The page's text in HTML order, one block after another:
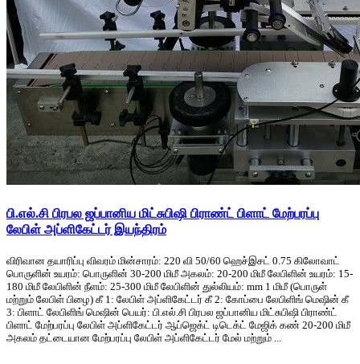
பி.எல்.சி பிரபல ஜப்பானிய மிட்சுபிஷி பிராண்ட் பிளாட் மேற்பரப்பு
லேபிள் அப்ளிகேட்டர் இயந்திரம்
விரிவான தயாரிப்பு விவரம் மின்சாரம்: 220 வி 50/60 ஹெச்இசட் 0.75 கிலோவாட்
பொருளின் உயரம்: பொருளின் 30-200 மிமீ அகலம்: 20-200 மிமீ லேபிளின் உயரம்: 15-
180 மிமீ லேபிளின் நீளம்: 25-300 மிமீ லேபிளின் துல்லியம்: mm 1 மிமீ (பொருள்
மற்றும் லேபிள் பிழை) கீ 1: லேபிள் அப்ளிகேட்டர் கீ 2: கோப்பை லேபிளிங் மெஷின் கீ
3: பிளாட் லேபிளிங் மெஷின் பெயர்: பி.எல்.சி பிரபல ஜப்பானிய மிட்சுபிஷி பிராண்ட்
பிளாட் மேற்பரப்பு லேபிள் அப்ளிகேட்டர் ஆப்ஜெக்ட் டிடெக்ட் மேஜிக் கண் 20-200 மிமீ
அகலம் தட்டையான மேற்பரப்பு லேபிள் அப்ளிகேட்டர் மேல் மற்றும் ...